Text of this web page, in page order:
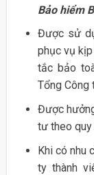
Bảo hiểm
Được sử
phục vụ
tắc bảo
Tổng Công
Được
tư theo quy
Khi có nhu
ty thành